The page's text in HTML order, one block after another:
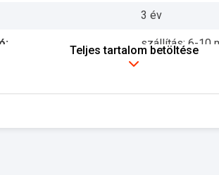
3 év
szállítás: 6-10
Teljes tartalom betöltése